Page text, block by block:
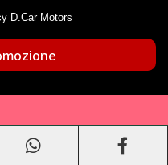
D.Car Motors